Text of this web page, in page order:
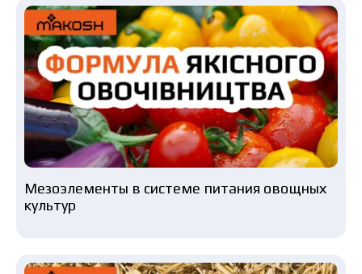
Мезоэлементы в системе питания овощных
культур